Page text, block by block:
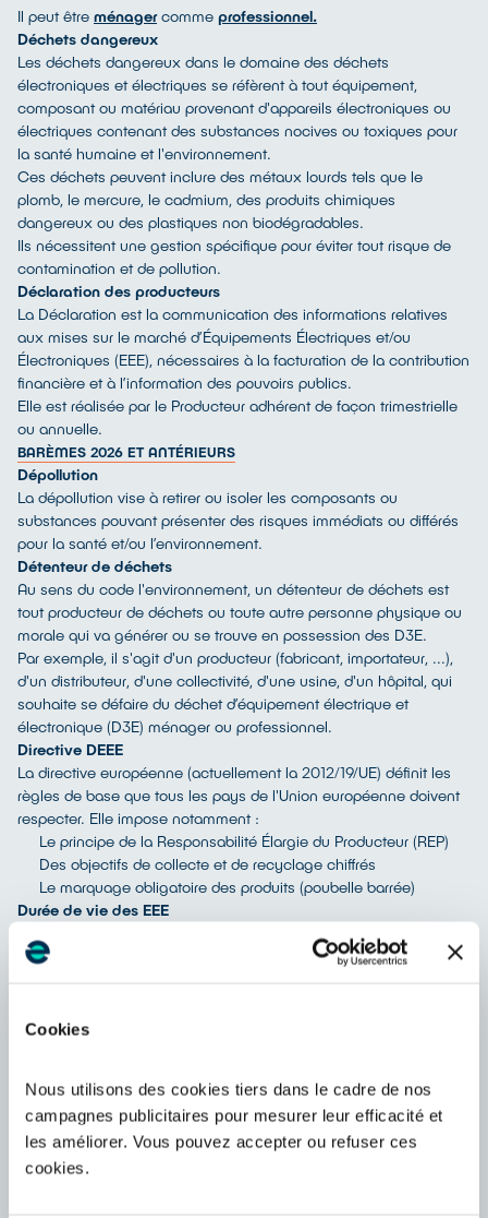
Cookies
Nous utilisons des cookies tiers dans le cadre de nos
campagnes publicitaires pour mesurer leur efficacité et
les améliorer. Vous pouvez accepter ou refuser ces
cookies.
Il peut être ménagercomme professionnel.
Déchets dangereux
Les déchets dangereux dans le domaine des déchets
électroniques et électriques se réfèrent à tout équipement,
composant ou matériau provenant d'appareils électroniques ou
électriques contenant des substances nocives ou toxiques pour
la santé humaine et l'environnement.
Ces déchets peuvent inclure des métaux lourds tels que le
plomb, le mercure, le cadmium, des produits chimiques
dangereux ou des plastiques non biodégradables.
Ils nécessitent une gestion spécifique pour éviter tout risque de
contamination et de pollution.
Déclaration des producteurs
La Déclaration est la communication des informations relatives
aux mises sur le marché d’Équipements Électriques et/ou
Électroniques (EEE), nécessaires à la facturation de la contribution
financière et à l’information des pouvoirs publics.
Elle est réalisée par le Producteur adhérent de façon trimestrielle
ou annuelle.
BARÈMES 2026 ET ANTÉRIEURS
Dépollution
La dépollution vise à retirer ou isoler les composants ou
substances pouvant présenter des risques immédiats ou différés
pour la santé et/ou l’environnement.
Détenteur de déchets
Au sens du code l'environnement, un détenteur de déchets est
tout producteur de déchets ou toute autre personne physique ou
morale qui va générer ou se trouve en possession des D3E.
Par exemple, il s'agit d'un producteur (fabricant, importateur, ...),
d'un distributeur, d'une collectivité, d'une usine, d'un hôpital, qui
souhaite se défaire du déchet d’équipement électrique et
électronique (D3E) ménager ou professionnel.
Directive DEEE
La directive européenne (actuellement la 2012/19/UE) définit les
règles de base que tous les pays de l'Union européenne doivent
respecter. Elle impose notamment :
Le principe de la Responsabilité Élargie du Producteur (REP)
Des objectifs de collecte et de recyclage chiffrés
Le marquage obligatoire des produits (poubelle barrée)
Durée de vie des EEE
dans
l’étude de l’ADEME de 2012 sur la durée de vie des EEE:
durée d’usage (laps de temps pendant lequel le produit est
le foyer (pas nécessairement neuf) et sa date de sortie, quel
qu’en soit son état (en fonctionnement ou non), incluant le
stockage et la réparation),
durée de détention totale (somme des durées de détention,